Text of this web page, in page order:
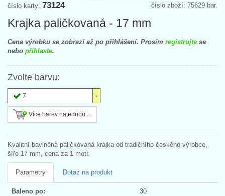
číslo zboží: 75629 bar.
číslo karty: 73124
Krajka paličkovaná - 17 mm
Cena výrobku se zobrazí až po přihlášení. Prosím registrujte se
nebo přihlaste.
Zvolte barvu:
7
Více barev najednou ...
Kvalitní bavlněná paličkovaná krajka od tradičního českého výrobce,
šíře 17 mm, cena za 1 metr.
Parametry Dotaz na produkt
Baleno po: 30